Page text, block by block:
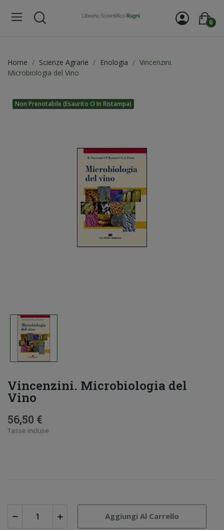
0
Home Scienze Agrarie Enologia
Vincenzini.
Microbiologia del Vino
Non Prenotabile (esaurito O In Ristampa)
Vincenzini. Microbiologia del
Vino
56,50 €
Tasse incluse
Aggiungi Al Carrello